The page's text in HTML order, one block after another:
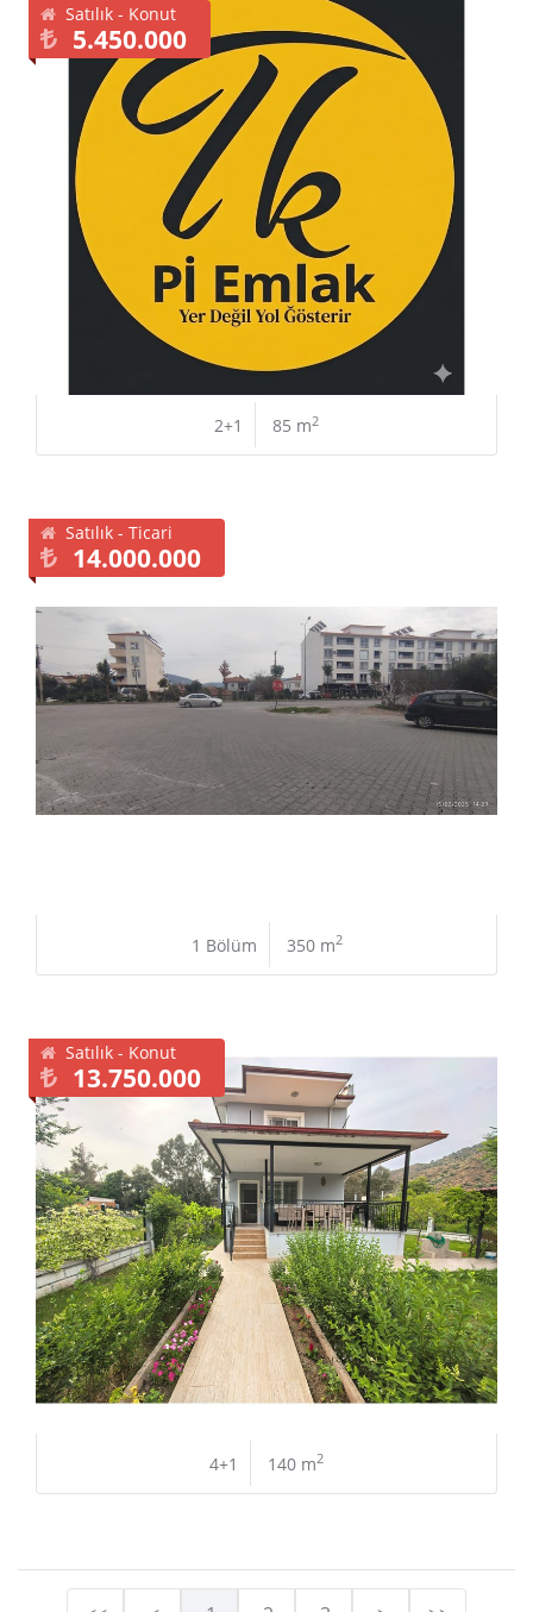
Satılık - Konut
5.450.000
2+1 85 m2
Satılık - Ticari
14.000.000
1 Bölüm 350 m2
Satılık - Konut
13.750.000
4+1 140 m2